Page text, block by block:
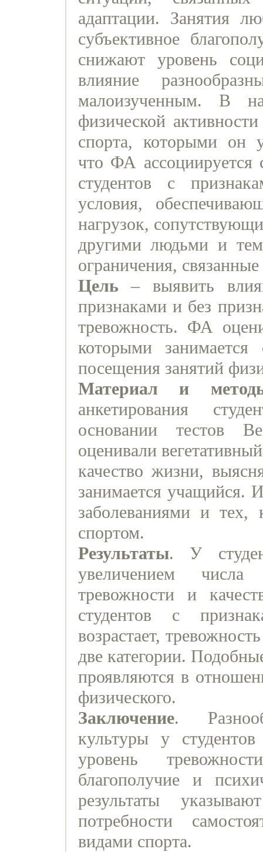
адаптации. Занятия
субъективное
снижают уровень
влияние
малоизученным. В
физической
спорта, которыми он
что ФА ассоциируется
студентов с
условия,
нагрузок,
другими людьми и тем
ограничения,
Цель– выявить
признаками и без
тревожность. ФА
которыми занимается
посещения занятий
Материал и
анкетирования
основании тестов
оценивали
качество жизни,
занимается учащийся.
заболеваниями и тех,
спортом.
Результаты. У
увеличением
тревожности и
студентов с
возрастает,
две категории.
проявляются в
физического.
Заключение.
культуры у
уровень
благополучие и
результаты
потребности
видами спорта.